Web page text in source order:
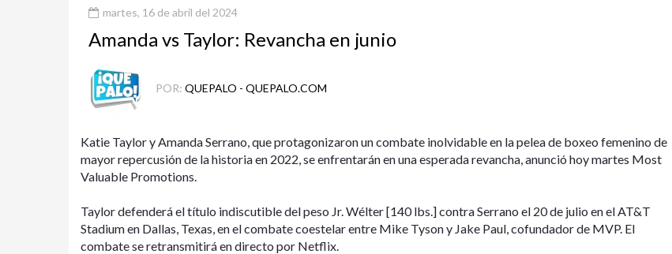
martes, 16 de abril del 2024
Amanda vs Taylor: Revancha en junio
POR: QUEPALO - QUEPALO.COM
Katie Taylor y Amanda Serrano, que protagonizaron un combate inolvidable en la pelea de boxeo femenino de
mayor repercusión de la historia en 2022, se enfrentarán en una esperada revancha, anunció hoy martes Most
Valuable Promotions.
Taylor defenderá el título indiscutible del peso Jr. Wélter [140 lbs.] contra Serrano el 20 de julio en el AT&T
Stadium en Dallas, Texas, en el combate coestelar entre Mike Tyson y Jake Paul, cofundador de MVP. El
combate se retransmitirá en directo por Netflix.